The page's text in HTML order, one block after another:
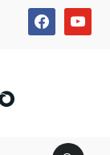
facebookyoutube